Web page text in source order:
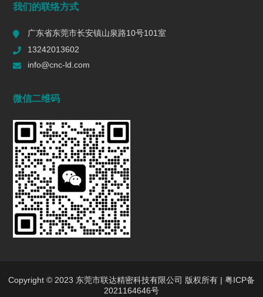
2026/07/28 149
2026/01/13
五轴CNC加工在机匣制造中的难点是什么?
2025/12/27 1443
行业动态 INDUSTRY DYNAMICS
我们的联络方式
广东省东莞市长安镇山泉路10号101室
13242013602
info@cnc-ld.com
微信二维码
Copyright © 2023 东莞市联达精密科技有限公司 版权所有 | 粤ICP备
2021164646号